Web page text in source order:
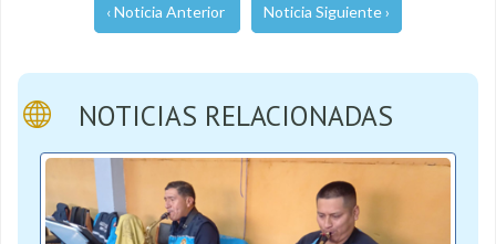
‹ Noticia Anterior Noticia Siguiente ›
NOTICIAS RELACIONADAS